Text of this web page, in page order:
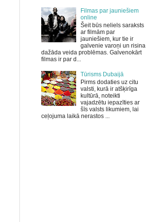
Filmas par jauniešiem
online
Šeit būs neliels saraksts
ar filmām par
jauniešiem, kur tie ir
galvenie varoņi un risina
dažāda veida problēmas. Galvenokārt
filmas ir par d...
Tūrisms Dubaijā
Pirms dodaties uz citu
valsti, kurā ir atšķirīga
kultūrā, noteikti
vajadzētu iepazīties ar
šīs valsts likumiem, lai
ceļojuma laikā nerastos ...